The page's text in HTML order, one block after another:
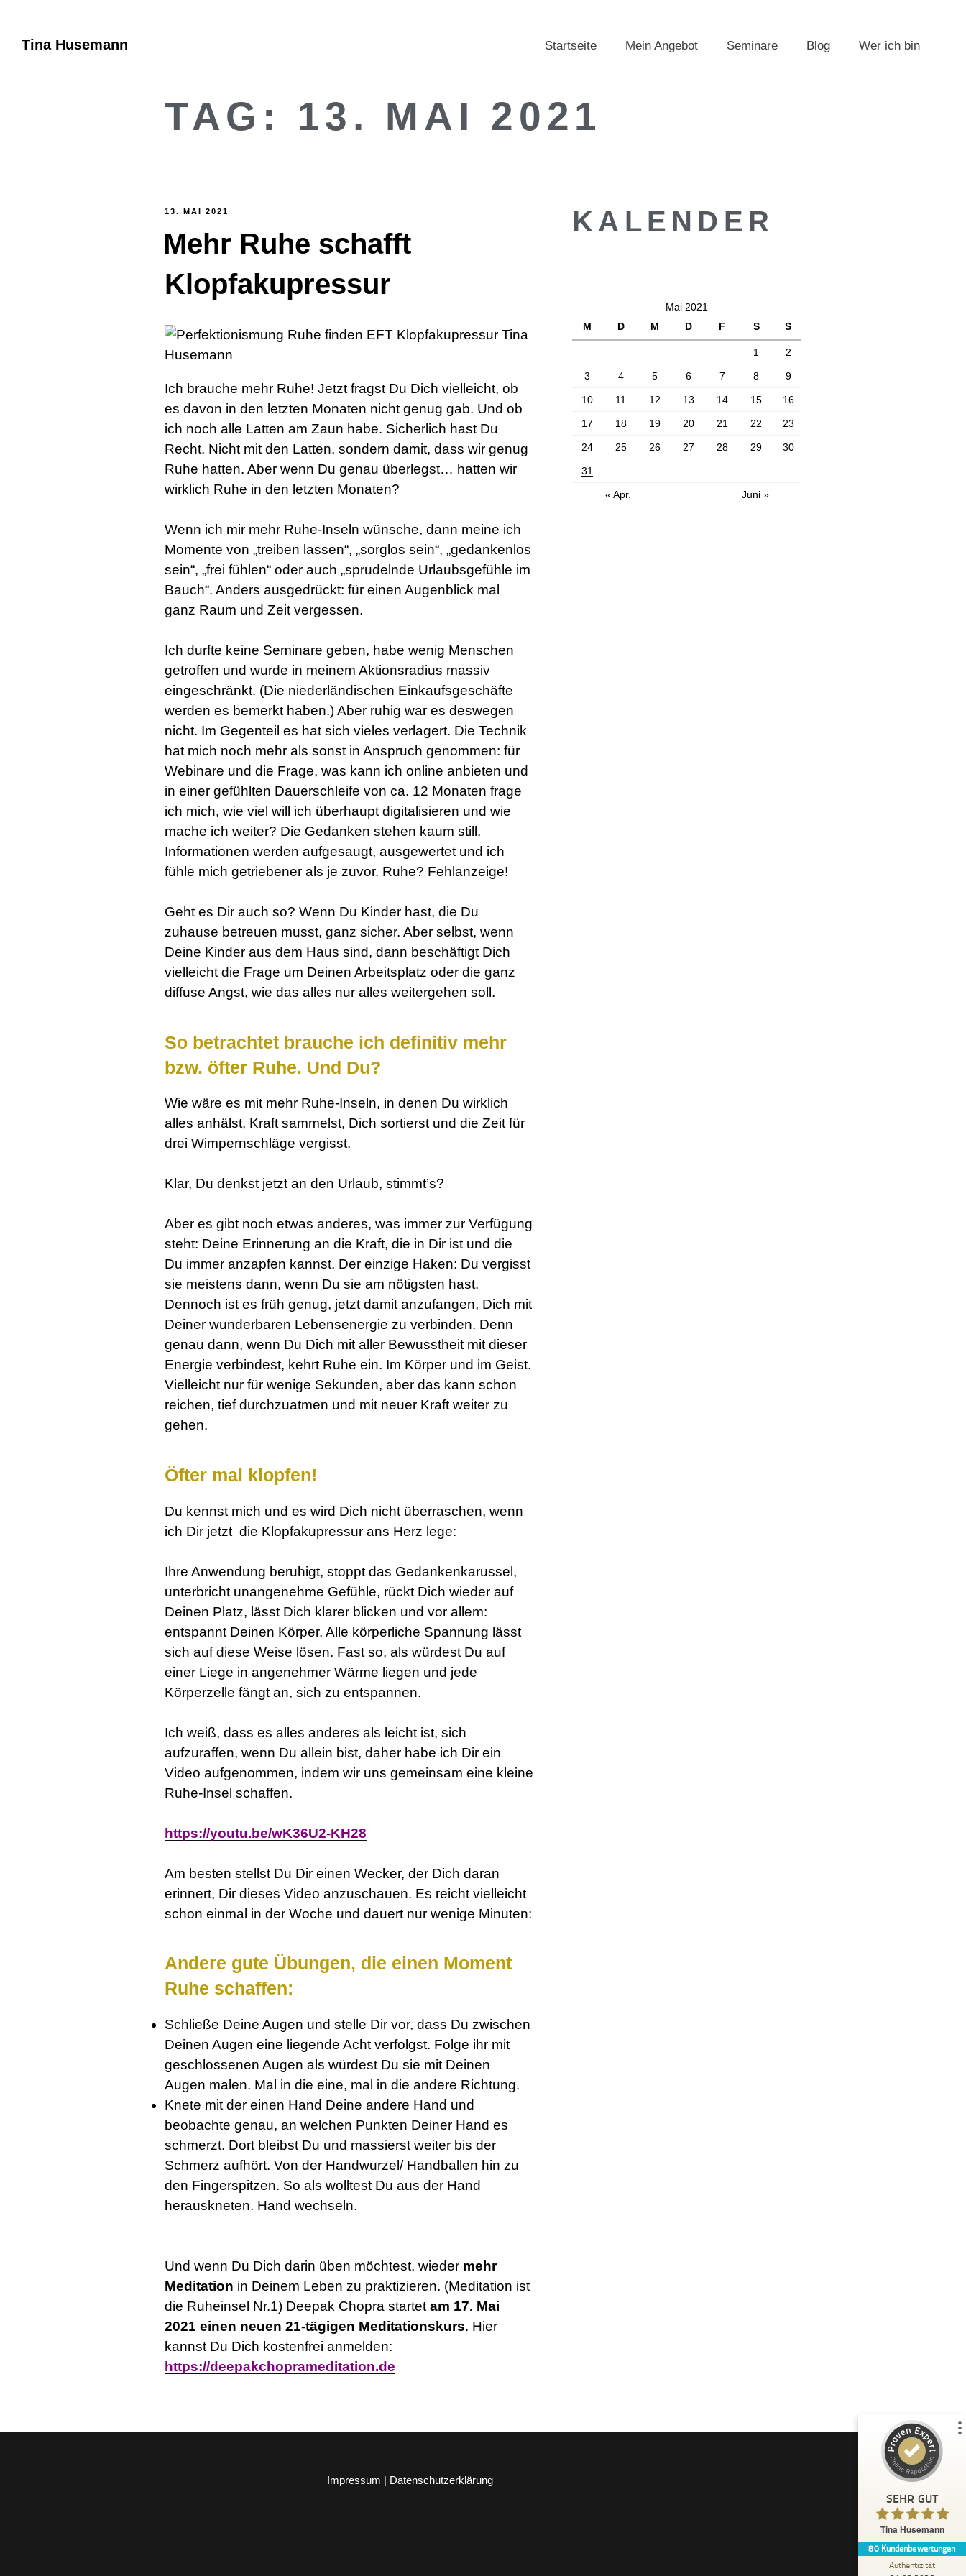
Tina Husemann Startseite Mein Angebot Seminare Blog Wer ich bin
TAG: 13. MAI 2021
13. MAI 2021
Mehr Ruhe schafft
Klopfakupressur
Ich brauche mehr Ruhe! Jetzt fragst Du Dich vielleicht, ob
es davon in den letzten Monaten nicht genug gab. Und ob
ich noch alle Latten am Zaun habe. Sicherlich hast Du
Recht. Nicht mit den Latten, sondern damit, dass wir genug
Ruhe hatten. Aber wenn Du genau überlegst… hatten wir
wirklich Ruhe in den letzten Monaten?
Wenn ich mir mehr Ruhe-Inseln wünsche, dann meine ich
Momente von „treiben lassen“, „sorglos sein“, „gedankenlos
sein“, „frei fühlen“ oder auch „sprudelnde Urlaubsgefühle im
Bauch“. Anders ausgedrückt: für einen Augenblick mal
ganz Raum und Zeit vergessen.
Ich durfte keine Seminare geben, habe wenig Menschen
getroffen und wurde in meinem Aktionsradius massiv
eingeschränkt. (Die niederländischen Einkaufsgeschäfte
werden es bemerkt haben.) Aber ruhig war es deswegen
nicht. Im Gegenteil es hat sich vieles verlagert. Die Technik
hat mich noch mehr als sonst in Anspruch genommen: für
Webinare und die Frage, was kann ich online anbieten und
in einer gefühlten Dauerschleife von ca. 12 Monaten frage
ich mich, wie viel will ich überhaupt digitalisieren und wie
mache ich weiter? Die Gedanken stehen kaum still.
Informationen werden aufgesaugt, ausgewertet und ich
fühle mich getriebener als je zuvor. Ruhe? Fehlanzeige!
Geht es Dir auch so? Wenn Du Kinder hast, die Du
zuhause betreuen musst, ganz sicher. Aber selbst, wenn
Deine Kinder aus dem Haus sind, dann beschäftigt Dich
vielleicht die Frage um Deinen Arbeitsplatz oder die ganz
diffuse Angst, wie das alles nur alles weitergehen soll.
So betrachtet brauche ich definitiv mehr
bzw. öfter Ruhe. Und Du?
Wie wäre es mit mehr Ruhe-Inseln, in denen Du wirklich
alles anhälst, Kraft sammelst, Dich sortierst und die Zeit für
drei Wimpernschläge vergisst.
Klar, Du denkst jetzt an den Urlaub, stimmt’s?
Aber es gibt noch etwas anderes, was immer zur Verfügung
steht: Deine Erinnerung an die Kraft, die in Dir ist und die
Du immer anzapfen kannst. Der einzige Haken: Du vergisst
sie meistens dann, wenn Du sie am nötigsten hast.
Dennoch ist es früh genug, jetzt damit anzufangen, Dich mit
Deiner wunderbaren Lebensenergie zu verbinden. Denn
genau dann, wenn Du Dich mit aller Bewusstheit mit dieser
Energie verbindest, kehrt Ruhe ein. Im Körper und im Geist.
Vielleicht nur für wenige Sekunden, aber das kann schon
reichen, tief durchzuatmen und mit neuer Kraft weiter zu
gehen.
Öfter mal klopfen!
Du kennst mich und es wird Dich nicht überraschen, wenn
ich Dir jetzt die Klopfakupressur ans Herz lege:
Ihre Anwendung beruhigt, stoppt das Gedankenkarussel,
unterbricht unangenehme Gefühle, rückt Dich wieder auf
Deinen Platz, lässt Dich klarer blicken und vor allem:
entspannt Deinen Körper. Alle körperliche Spannung lässt
sich auf diese Weise lösen. Fast so, als würdest Du auf
einer Liege in angenehmer Wärme liegen und jede
Körperzelle fängt an, sich zu entspannen.
Ich weiß, dass es alles anderes als leicht ist, sich
aufzuraffen, wenn Du allein bist, daher habe ich Dir ein
Video aufgenommen, indem wir uns gemeinsam eine kleine
Ruhe-Insel schaffen.
https://youtu.be/wK36U2-KH28
Am besten stellst Du Dir einen Wecker, der Dich daran
erinnert, Dir dieses Video anzuschauen. Es reicht vielleicht
schon einmal in der Woche und dauert nur wenige Minuten:
Andere gute Übungen, die einen Moment
Ruhe schaffen:
Schließe Deine Augen und stelle Dir vor, dass Du zwischen
Deinen Augen eine liegende Acht verfolgst. Folge ihr mit
geschlossenen Augen als würdest Du sie mit Deinen
Augen malen. Mal in die eine, mal in die andere Richtung.
Knete mit der einen Hand Deine andere Hand und
beobachte genau, an welchen Punkten Deiner Hand es
schmerzt. Dort bleibst Du und massierst weiter bis der
Schmerz aufhört. Von der Handwurzel/ Handballen hin zu
den Fingerspitzen. So als wolltest Du aus der Hand
herauskneten. Hand wechseln.
Und wenn Du Dich darin üben möchtest, wieder mehr
Meditation in Deinem Leben zu praktizieren. (Meditation ist
die Ruheinsel Nr.1) Deepak Chopra startetam 17. Mai
2021 einen neuen 21-tägigen Meditationskurs. Hier
kannst Du Dich kostenfrei anmelden:
https://deepakchoprameditation.de
KALENDER
Mai 2021
M
D M D F S S
1 2
3 4 5 6 7 8 9
10 11 12 13 14 15 16
17 18 19 20 21 22 23
24 25 26 27 28 29 30
31
« Apr. Juni »
Impressum | Datenschutzerklärung
SEHR GUT
Tina Husemann
80 Kundenbewertungen
Authentizität
43
Bewertungen auf
ProvenExpert.com
Blick aufs ProvenExpert-Profil werfen
Anonym
5,00
versucht es unbedingt ,am Ende wird alles
gut ! Ich kann es ...